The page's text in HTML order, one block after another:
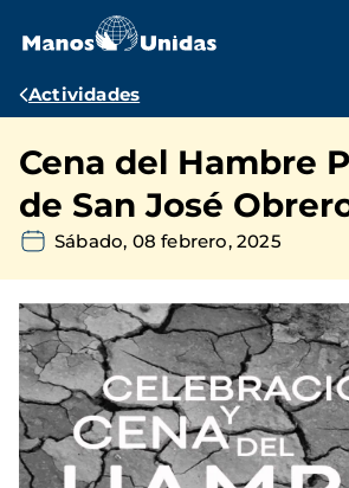
contenido
Ruta
navegación
Actividades
Cena del Hambre
de San José
Sábado, 08 febrero, 2025